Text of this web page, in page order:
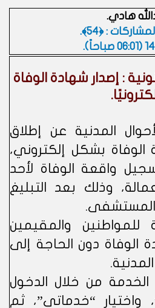
هادي.
: ﴿54﴾.
.
: إصدار شهادة الوفاة
المدنية عن إطلاق
بشكل إلكتروني،
واقعة الوفاة لأحد
وذلك بعد التبليغ
المستشفى.
والمقيمين
الوفاة دون الحاجة إلى
من خلال الدخول
واختيار “خدماتي”، ثم